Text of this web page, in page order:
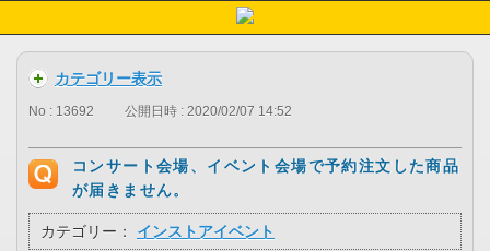
カテゴリー表示
No : 13692 公開日時 : 2020/02/07 14:52
コンサート会場、イベント会場で予約注文した商品
が届きません。
カテゴリー： インストアイベント